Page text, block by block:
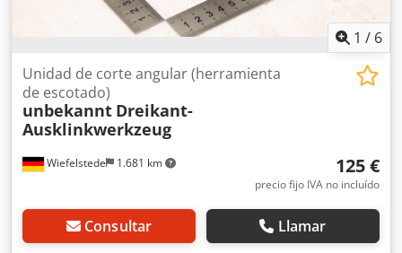
1 / 6
Wiefelstede 1.681 km
Unidad de corte angular (herramienta
de escotado)
unbekannt Dreikant-
Ausklinkwerkzeug
125 €
precio fijo IVA no incluído
Consultar Llamar